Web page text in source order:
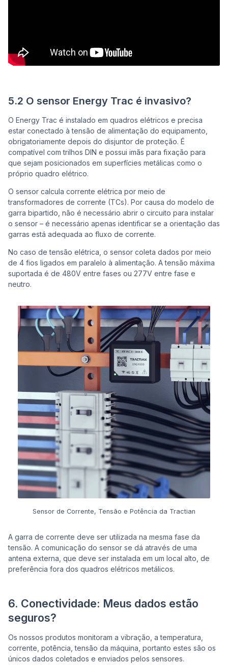
5.2 O sensor Energy Trac é invasivo?
O Energy Trac é instalado em quadros elétricos e precisa
estar conectado à tensão de alimentação do equipamento,
obrigatoriamente depois do disjuntor de proteção. É
compatível com trilhos DIN e possui imãs para fixação para
que sejam posicionados em superfícies metálicas como o
próprio quadro elétrico.
O sensor calcula corrente elétrica por meio de
transformadores de corrente (TCs). Por causa do modelo de
garra bipartido, não é necessário abrir o circuito para instalar
o sensor – é necessário apenas identificar se a orientação das
garras está adequada ao fluxo de corrente.
No caso de tensão elétrica, o sensor coleta dados por meio
de 4 fios ligados em paralelo à alimentação. A tensão máxima
suportada é de 480V entre fases ou 277V entre fase e
neutro.
Sensor de Corrente, Tensão e Potência da Tractian
A garra de corrente deve ser utilizada na mesma fase da
tensão. A comunicação do sensor se dá através de uma
antena externa, que deve ser instalada em um local alto, de
preferência fora dos quadros elétricos metálicos.
6. Conectividade: Meus dados estão
seguros?
Os nossos produtos monitoram a vibração, a temperatura,
corrente, potência, tensão da máquina, portanto estes são os
únicos dados coletados e enviados pelos sensores.